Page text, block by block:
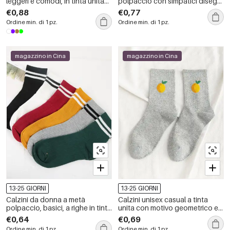
con lettere e contrasto di colori.
€0,88
Ordine min. di 1 pz.
di animali, leggermente
elasticizzati.
€0,77
Ordine min. di 1 pz.
magazzino in Cina
13-25 GIORNI
Calzini da donna a metà
polpaccio, basici, a righe in tinta
unita, leggermente elasticizzati.
€0,64
magazzino in Cina
13-25 GIORNI
Calzini unisex casual a tinta
unita con motivo geometrico e
fantasia di frutta e verdura,
lunghezza a metà polpaccio.
€0,69